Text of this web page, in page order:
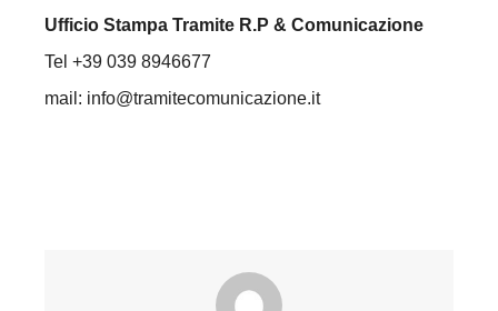
Ufficio Stampa Tramite R.P & Comunicazione
Tel +39 039 8946677
mail: info@tramitecomunicazione.it